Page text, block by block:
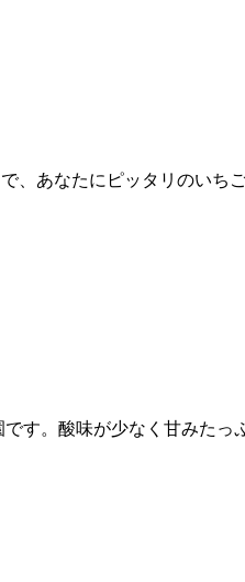
あなたにピッタリのいち
す。酸味が少なく甘みた